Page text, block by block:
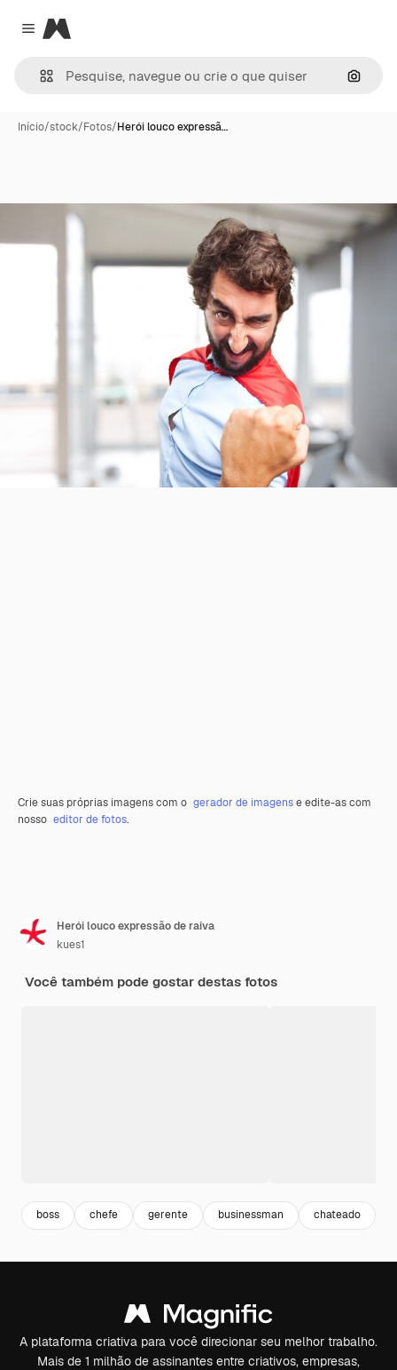
Close menu
Magnific
Início/stock/Fotos/Herói louco expressã…
Crie suas próprias imagens com o gerador de imagense edite-as com
nosso editor de fotos.
Herói louco expressão de raiva
kues1
Você também pode gostar destas fotos
boss chefe gerente businessman chateado
A plataforma criativa para você direcionar seu melhor trabalho.
Mais de 1 milhão de assinantes entre criativos, empresas,